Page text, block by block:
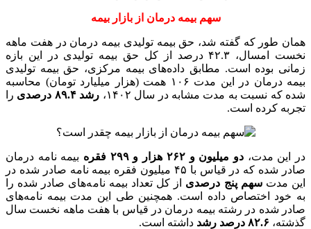
سهم بیمه درمان از بازار بیمه
همان طور که گفته شد، حق بیمه تولیدی بیمه درمان در هفت ماهه
نخست امسال، ۴۲.۳ درصد از کل حق بیمه تولیدی در این بازه
زمانی بوده است. مطابق داده‌های بیمه مرکزی، حق بیمه تولیدی
بیمه درمان در این مدت ۱۰۶ همت (هزار میلیارد تومان) محاسبه
شده که نسبت به مدت مشابه در سال ۱۴۰۲،
رشد ۸۹.۴ درصدی
را
تجربه کرده است.
در این مدت،دو میلیون و ۲۶۲ هزار و ۲۹۹ فقره
بیمه نامه درمان
صادر شده که در قیاس با ۴۵ میلیون فقره بیمه نامه صادر شده در
این مدتسهم پنج درصدی از کل تعداد بیمه نامه‌های صادر شده را
به خود اختصاص داده است. همچنین طی این مدت بیمه نامه‌های
صادر شده در رشته بیمه درمان در قیاس با هفت ماهه نخست سال
گذشته، ۸۲.۶ درصد رشد داشته است.